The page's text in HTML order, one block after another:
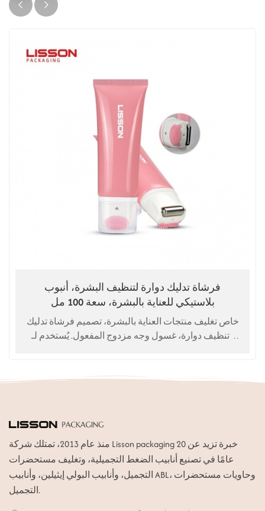
فرشاة تدليك دوارة لتنظيف البشرة، أنبوب
بلاستيكي للعناية بالبشرة، سعة 100 مل
خاص تغليف منتجات العناية بالبشرة، تصميم فرشاة تدليك
وتنظيف دوارة، غسول وجه مزدوج المفعول. يُستخدم لـ
منذ عام 2013، تمتلك شركة Lisson packaging خبرة تزيد عن 20
عامًا في تصنيع أنابيب الضغط التجميلية، وتغليف مستحضرات
التجميل، وأنابيب البولي إيثيلين، وأنابيب ABL، وحاويات مستحضرات
التجميل.